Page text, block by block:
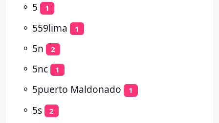
⚬ 5 1
⚬ 559lima 1
⚬ 5n 2
⚬ 5nc 1
⚬ 5puerto Maldonado 1
⚬ 5s 2